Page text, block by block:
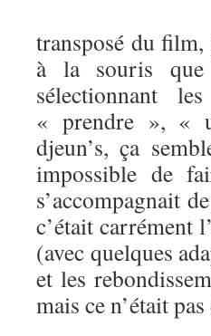
transposé du
à la souris que
sélectionnant
« prendre », «
djeun’s, ça
impossible de
s’accompagnait
c’était carrément
(avec quelques
et les
mais ce n’était